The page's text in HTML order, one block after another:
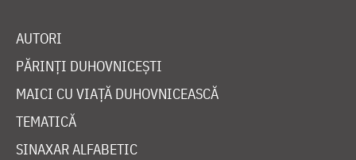
AUTORI
PĂRINȚI DUHOVNICEȘTI
MAICI CU VIAȚĂ DUHOVNICEASCĂ
TEMATICĂ
SINAXAR ALFABETIC